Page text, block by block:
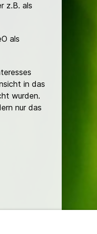
z.B. als
als
in das
wurden.
nur das